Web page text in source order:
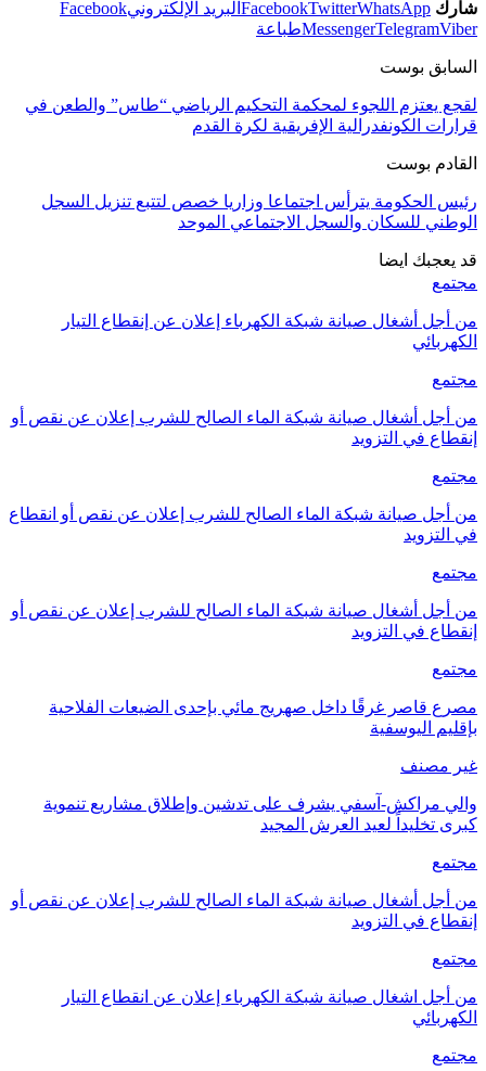
شارك FacebookTwitterWhatsApp البريد الإلكترونيFacebook
MessengerTelegramViber طباعة
السابق بوست
لقجع يعتزم اللجوء لمحكمة التحكيم الرياضي “طاس” والطعن في
قرارات الكونفدرالية الإفريقية لكرة القدم
القادم بوست
رئيس الحكومة يترأس اجتماعا وزاريا خصص لتتبع تنزيل السجل
الوطني للسكان والسجل الاجتماعي الموحد
قد يعجبك ايضا
مجتمع
من أجل أشغال صيانة شبكة الكهرباء إعلان عن إنقطاع التيار
الكهربائي
مجتمع
من أجل أشغال صيانة شبكة الماء الصالح للشرب إعلان عن نقص أو
إنقطاع في التزويد
مجتمع
من أجل صيانة شبكة الماء الصالح للشرب إعلان عن نقص أو انقطاع
في التزويد
مجتمع
من أجل أشغال صيانة شبكة الماء الصالح للشرب إعلان عن نقص أو
إنقطاع في التزويد
مجتمع
مصرع قاصر غرقًا داخل صهريج مائي بإحدى الضيعات الفلاحية
بإقليم اليوسفية
غير مصنف
والي مراكش-آسفي يشرف على تدشين وإطلاق مشاريع تنموية
كبرى تخليداً لعيد العرش المجيد
مجتمع
من أجل أشغال صيانة شبكة الماء الصالح للشرب إعلان عن نقص أو
إنقطاع في التزويد
مجتمع
من أجل اشغال صيانة شبكة الكهرباء إعلان عن انقطاع التيار
الكهربائي
مجتمع